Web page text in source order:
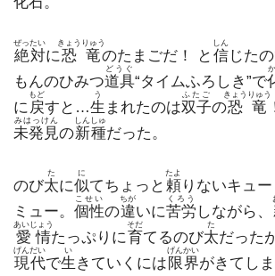
絶対
ぜったい
に恐竜
きょうりゅう
のたまごだ！ と 信
しん
じた
もんのひみつ道具
どうぐ
“タイムふろしき”で
に 戻
もど
すと…生
う
まれたのは双子
ふたご
の恐竜
きょうりゅう
未発見
みはっけん
の新種
しんしゅ
だった。
のび太
た
に似
に
てちょっと 頼
たよ
りないキュ
ミュー。 個性
こせい
の違
ちが
いに苦労
くろう
しながら、
愛情
あいじょう
たっぷりに 育
そだ
てるのび太
た
だった
現代
げんだい
で生
い
きていくには 限界
げんかい
がきてしま